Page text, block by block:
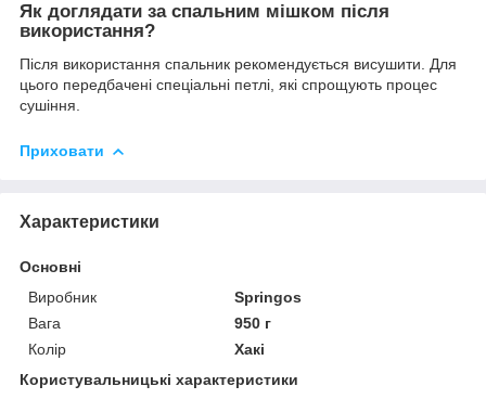
Як доглядати за спальним мішком після
використання?
Після використання спальник рекомендується висушити. Для
цього передбачені спеціальні петлі, які спрощують процес
сушіння.
Приховати
Характеристики
Основні
Виробник
Springos
Вага
950 г
Колір
Хакі
Користувальницькі характеристики